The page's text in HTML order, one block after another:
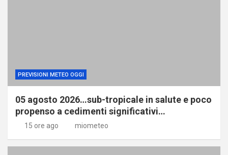
PREVISIONI METEO OGGI
05 agosto 2026…sub-tropicale in salute e poco
propenso a cedimenti significativi…
15 ore ago miometeo